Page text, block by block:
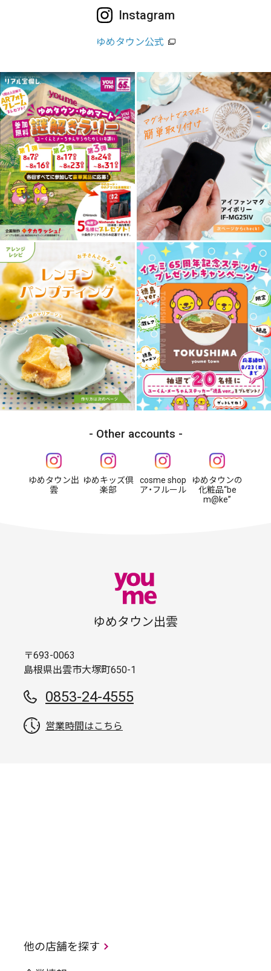
Instagram
ゆめタウン公式
Other accounts
ゆめタウン出
雲
ゆめキッズ倶
楽部
cosme shop
ア・フルール
ゆめタウンの
化粧品“be
m@ke”
ゆめタウン出雲
〒693-0063
島根県出雲市大塚町650-1
0853-24-4555
営業時間はこちら
他の店舗を探す